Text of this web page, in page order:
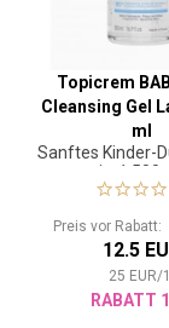
Topicrem
Cleansing Gel
ml
Sanftes Kinder-
in-1 500
Preis vor Rabatt:
12.5
25 EUR/1
RABATT